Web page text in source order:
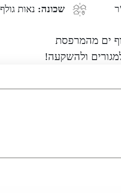
שכונה: נאות גולף
ולהשקעה!